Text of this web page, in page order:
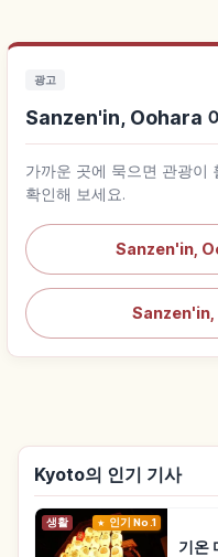
광고
Sanzen'in, Oohara
가까운 곳에 묵으면 관광이
확인해 보세요.
Sanzen'in,
Sanzen'in,
Kyoto의 인기 기사
생활 인기 No.1
기온